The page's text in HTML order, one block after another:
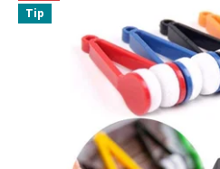
Tip